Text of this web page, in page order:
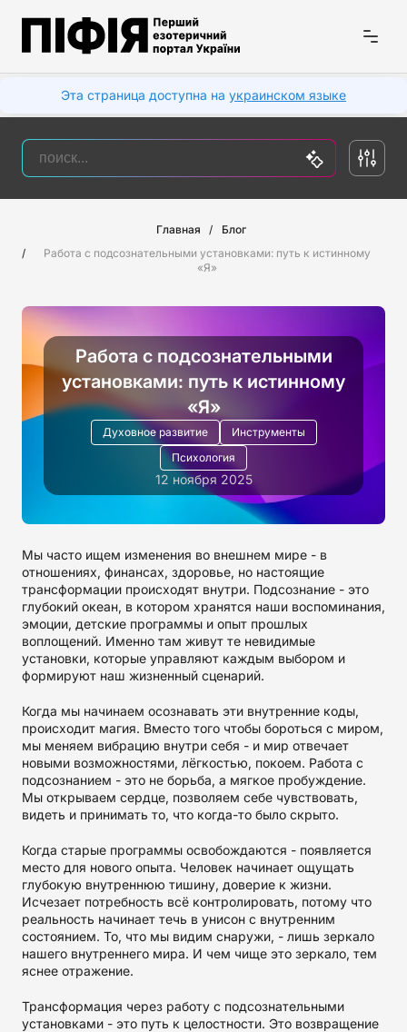
Эта страница доступна на украинском языке
Главная
Блог
Работа с подсознательными установками: путь к истинному
«Я»
Работа с подсознательными
установками: путь к истинному
«Я»
Духовное развитие
Инструменты
Психология
12 ноября 2025
Мы часто ищем изменения во внешнем мире - в
отношениях, финансах, здоровье, но настоящие
трансформации происходят внутри. Подсознание - это
глубокий океан, в котором хранятся наши воспоминания,
эмоции, детские программы и опыт прошлых
воплощений. Именно там живут те невидимые
установки, которые управляют каждым выбором и
формируют наш жизненный сценарий.
Когда мы начинаем осознавать эти внутренние коды,
происходит магия. Вместо того чтобы бороться с миром,
мы меняем вибрацию внутри себя - и мир отвечает
новыми возможностями, лёгкостью, покоем. Работа с
подсознанием - это не борьба, а мягкое пробуждение.
Мы открываем сердце, позволяем себе чувствовать,
видеть и принимать то, что когда-то было скрыто.
Когда старые программы освобождаются - появляется
место для нового опыта. Человек начинает ощущать
глубокую внутреннюю тишину, доверие к жизни.
Исчезает потребность всё контролировать, потому что
реальность начинает течь в унисон с внутренним
состоянием. То, что мы видим снаружи, - лишь зеркало
нашего внутреннего мира. И чем чище это зеркало, тем
яснее отражение.
Трансформация через работу с подсознательными
установками - это путь к целостности. Это возвращение